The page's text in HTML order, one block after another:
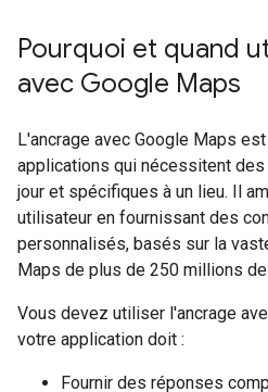
Pourquoi et quand
avec Google Maps
L'ancrage avec Google Maps
applications qui nécessitent
jour et spécifiques à un lieu. Il
utilisateur en fournissant des
personnalisés, basés sur la
Maps de plus de 250 millions
Vous devez utiliser l'ancrage
votre application doit :
Fournir des réponses